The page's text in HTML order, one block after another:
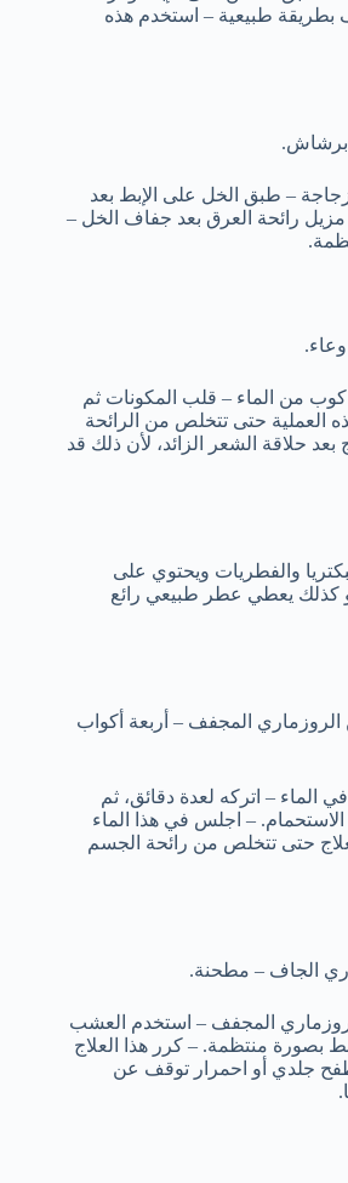
طبيعية – استخدم هذه
برشاش.
– طبق الخل على الإبط بعد
مزيل رائحة العرق بعد جفاف الخل –
وعاء.
من الماء – قلب المكونات ثم
العملية حتى تتخلص من الرائحة
بعد حلاقة الشعر الزائد، لأن ذلك قد
والفطريات ويحتوي على
كذلك يعطي عطر طبيعي رائع
المجفف – أربعة أكواب
الماء – اتركه لعدة دقائق، ثم
– اجلس في هذا الماء
حتى تتخلص من رائحة الجسم
الجاف – مطحنة.
المجفف – استخدم العشب
بصورة منتظمة. – كرر هذا العلاج
جلدي أو احمرار توقف عن